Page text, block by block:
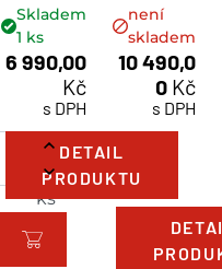
Skladem
1 ks
6 990,00
Kč
s DPH
ks
není
skladem
10 490,0
0 Kč
s DPH
DETAIL
PRODUKTU